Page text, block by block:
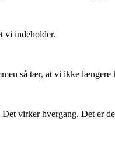
vi indeholder.
så tær, at vi ikke længere
virker hvergang. Det er